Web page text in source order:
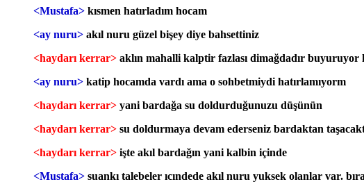
<Mustafa> kısmen hatırladım hocam
<ay nuru> akıl nuru güzel bişey diye bahsettiniz
<haydarı kerrar> aklın mahalli kalptir fazlası dimağdadır buyuruyor
<ay nuru> katip hocamda vardı ama o sohbetmiydi hatırlamıyorm
<haydarı kerrar> yani bardağa su doldurduğunuzu düşünün
<haydarı kerrar> su doldurmaya devam ederseniz bardaktan
<haydarı kerrar> işte akıl bardağın yani kalbin içinde
<Mustafa> suankı talebeler ıcındede akıl nuru yuksek olanlar var.